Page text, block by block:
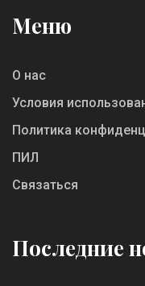
Меню
О нас
Условия
Политика
ПИЛ
Связаться
Последние